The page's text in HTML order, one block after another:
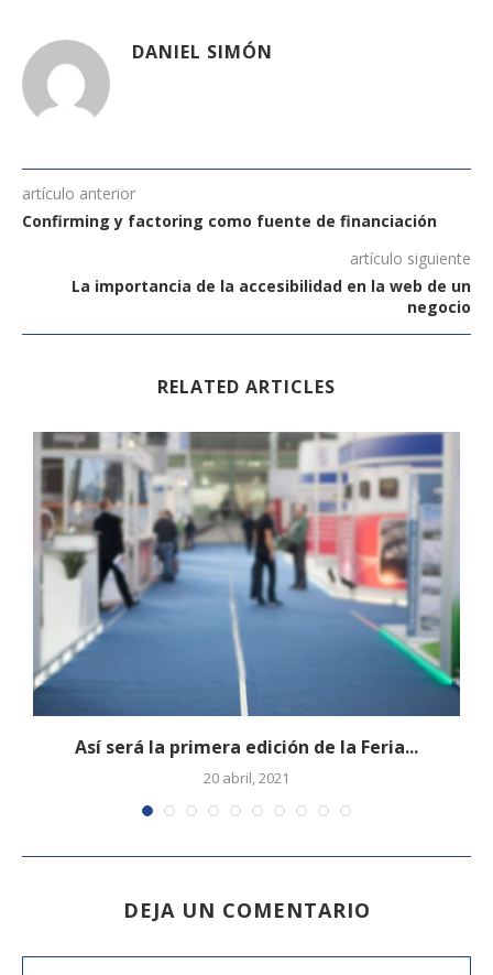
DANIEL SIMÓN
artículo anterior
Confirming y factoring como fuente de financiación
artículo siguiente
La importancia de la accesibilidad en la web de un
negocio
RELATED ARTICLES
Así será la primera edición de la Feria...
20 abril, 2021
DEJA UN COMENTARIO